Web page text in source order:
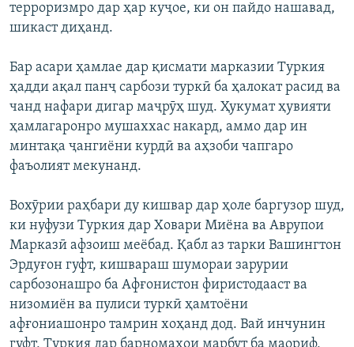
терроризмро дар ҳар куҷое, ки он пайдо нашавад,
шикаст диҳанд.
Бар асари ҳамлае дар қисмати марказии Туркия
ҳадди ақал панҷ сарбози туркӣ ба ҳалокат расид ва
чанд нафари дигар маҷрӯҳ шуд. Ҳукумат ҳувияти
ҳамлагаронро мушаххас накард, аммо дар ин
минтақа ҷангиёни курдӣ ва аҳзоби чапгаро
фаъолият мекунанд.
Вохӯрии раҳбари ду кишвар дар ҳоле баргузор шуд,
ки нуфузи Туркия дар Ховари Миёна ва Аврупои
Марказӣ афзоиш меёбад. Қабл аз тарки Вашингтон
Эрдуғон гуфт, кишвараш шумораи зарурии
сарбозонашро ба Афғонистон фиристодааст ва
низомиён ва пулиси туркӣ ҳамтоёни
афғониашонро тамрин хоҳанд дод. Вай инчунин